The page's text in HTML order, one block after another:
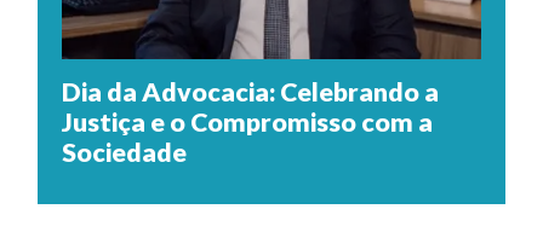
Dia da Advocacia: Celebrando a
Justiça e o Compromisso com a
Sociedade